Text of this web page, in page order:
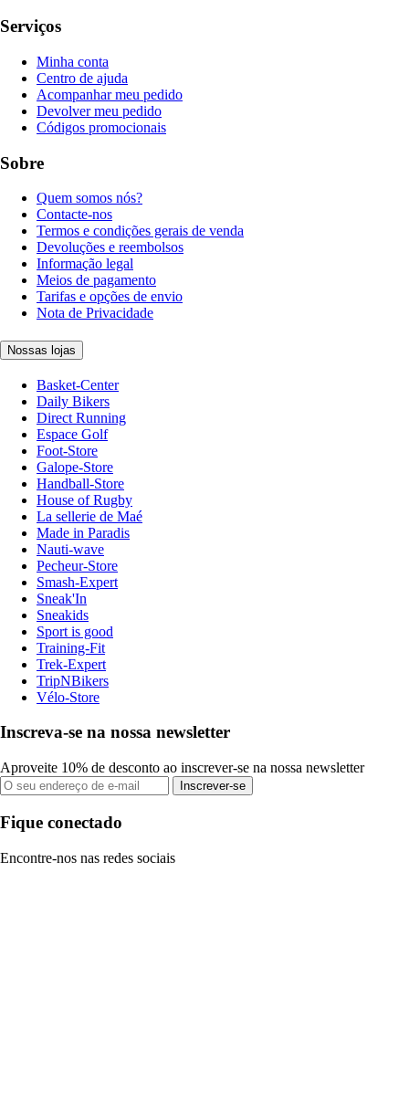
Serviços
Minha conta
Centro de ajuda
Acompanhar meu pedido
Devolver meu pedido
Códigos promocionais
Sobre
Quem somos nós?
Contacte-nos
Termos e condições gerais de venda
Devoluções e reembolsos
Informação legal
Meios de pagamento
Tarifas e opções de envio
Nota de Privacidade
Nossas lojas
Basket-Center
Daily Bikers
Direct Running
Espace Golf
Foot-Store
Galope-Store
Handball-Store
House of Rugby
La sellerie de Maé
Made in Paradis
Nauti-wave
Pecheur-Store
Smash-Expert
Sneak'In
Sneakids
Sport is good
Training-Fit
Trek-Expert
TripNBikers
Vélo-Store
Inscreva-se na nossa newsletter
Aproveite 10% de desconto ao inscrever-se na nossa newsletter
Inscrever-se
Fique conectado
Encontre-nos nas redes sociais